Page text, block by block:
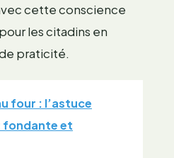
cette conscience
les citadins en
praticité.
four : l’astuce
fondante et